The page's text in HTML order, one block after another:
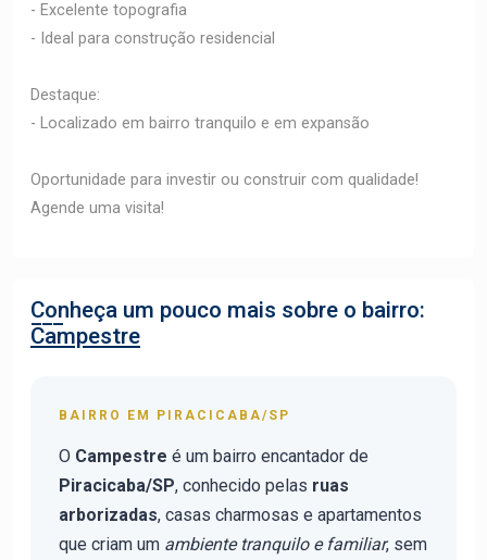
- Excelente topografia
- Ideal para construção residencial
Destaque:
- Localizado em bairro tranquilo e em expansão
Oportunidade para investir ou construir com qualidade!
Agende uma visita!
Conheça um pouco mais sobre o bairro:
Campestre
BAIRRO EM PIRACICABA/SP
O Campestre é um bairro encantador de
Piracicaba/SP, conhecido pelas ruas
arborizadas, casas charmosas e apartamentos
que criam um ambiente tranquilo e familiar, sem